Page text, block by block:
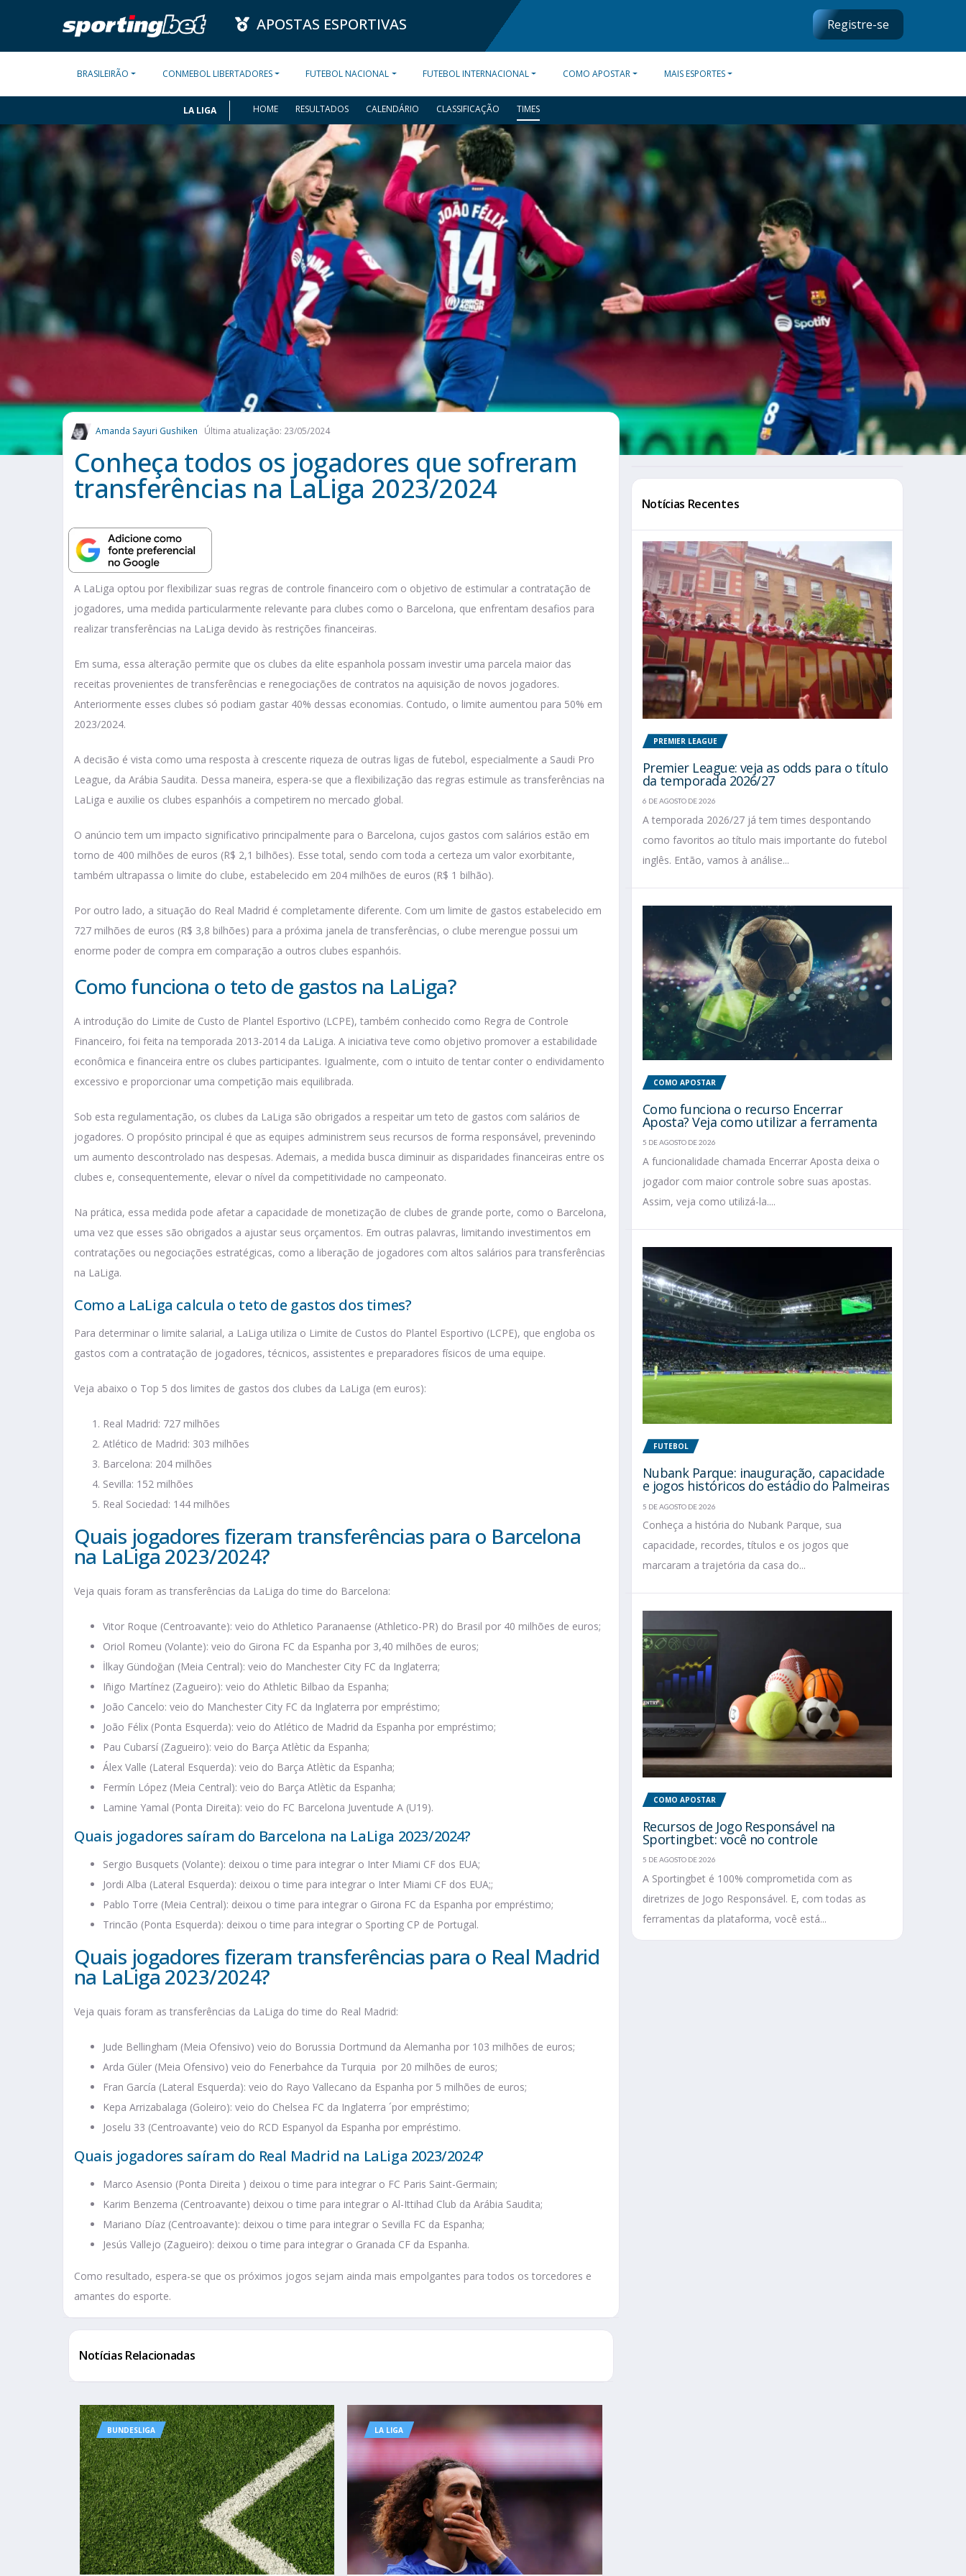
APOSTAS ESPORTIVAS Registre-se
BRASILEIRÃO CONMEBOL LIBERTADORES FUTEBOL NACIONAL FUTEBOL INTERNACIONAL COMO APOSTAR MAIS ESPORTES
LA LIGA HOME RESULTADOS CALENDÁRIO CLASSIFICAÇÃO TIMES
Amanda Sayuri Gushiken Última atualização: 23/05/2024
Conheça todos os jogadores que sofreram
transferências na LaLiga 2023/2024
A LaLiga optou por flexibilizar suas regras de controle financeiro com o objetivo de estimular a contratação de
jogadores, uma medida particularmente relevante para clubes como o Barcelona, que enfrentam desafios para
realizar transferências na LaLiga devido às restrições financeiras.
Em suma, essa alteração permite que os clubes da elite espanhola possam investir uma parcela maior das
receitas provenientes de transferências e renegociações de contratos na aquisição de novos jogadores.
Anteriormente esses clubes só podiam gastar 40% dessas economias. Contudo, o limite aumentou para 50% em
2023/2024.
A decisão é vista como uma resposta à crescente riqueza de outras ligas de futebol, especialmente a Saudi Pro
League, da Arábia Saudita. Dessa maneira, espera-se que a flexibilização das regras estimule as transferências na
LaLiga e auxilie os clubes espanhóis a competirem no mercado global.
O anúncio tem um impacto significativo principalmente para o Barcelona, cujos gastos com salários estão em
torno de 400 milhões de euros (R$ 2,1 bilhões). Esse total, sendo com toda a certeza um valor exorbitante,
também ultrapassa o limite do clube, estabelecido em 204 milhões de euros (R$ 1 bilhão).
Por outro lado, a situação do Real Madrid é completamente diferente. Com um limite de gastos estabelecido em
727 milhões de euros (R$ 3,8 bilhões) para a próxima janela de transferências, o clube merengue possui um
enorme poder de compra em comparação a outros clubes espanhóis.
Como funciona o teto de gastos na LaLiga?
A introdução do Limite de Custo de Plantel Esportivo (LCPE), também conhecido como Regra de Controle
Financeiro, foi feita na temporada 2013-2014 da LaLiga. A iniciativa teve como objetivo promover a estabilidade
econômica e financeira entre os clubes participantes. Igualmente, com o intuito de tentar conter o endividamento
excessivo e proporcionar uma competição mais equilibrada.
Sob esta regulamentação, os clubes da LaLiga são obrigados a respeitar um teto de gastos com salários de
jogadores. O propósito principal é que as equipes administrem seus recursos de forma responsável, prevenindo
um aumento descontrolado nas despesas. Ademais, a medida busca diminuir as disparidades financeiras entre os
clubes e, consequentemente, elevar o nível da competitividade no campeonato.
Na prática, essa medida pode afetar a capacidade de monetização de clubes de grande porte, como o Barcelona,
uma vez que esses são obrigados a ajustar seus orçamentos. Em outras palavras, limitando investimentos em
contratações ou negociações estratégicas, como a liberação de jogadores com altos salários para transferências
na LaLiga.
Como a LaLiga calcula o teto de gastos dos times?
Para determinar o limite salarial, a LaLiga utiliza o Limite de Custos do Plantel Esportivo (LCPE), que engloba os
gastos com a contratação de jogadores, técnicos, assistentes e preparadores físicos de uma equipe.
Veja abaixo o Top 5 dos limites de gastos dos clubes da LaLiga (em euros):
Real Madrid: 727 milhões
Atlético de Madrid: 303 milhões
Barcelona: 204 milhões
Sevilla: 152 milhões
Real Sociedad: 144 milhões
Quais jogadores fizeram transferências para o Barcelona
na LaLiga 2023/2024?
Veja quais foram as transferências da LaLiga do time do Barcelona:
Vitor Roque (Centroavante): veio do Athletico Paranaense (Athletico-PR) do Brasil por 40 milhões de euros;
Oriol Romeu (Volante): veio do Girona FC da Espanha por 3,40 milhões de euros;
İlkay Gündoğan (Meia Central): veio do Manchester City FC da Inglaterra;
Iñigo Martínez (Zagueiro): veio do Athletic Bilbao da Espanha;
João Cancelo: veio do Manchester City FC da Inglaterra por empréstimo;
João Félix (Ponta Esquerda): veio do Atlético de Madrid da Espanha por empréstimo;
Pau Cubarsí (Zagueiro): veio do Barça Atlètic da Espanha;
Álex Valle (Lateral Esquerda): veio do Barça Atlètic da Espanha;
Fermín López (Meia Central): veio do Barça Atlètic da Espanha;
Lamine Yamal (Ponta Direita): veio do FC Barcelona Juventude A (U19).
Quais jogadores saíram do Barcelona na LaLiga 2023/2024?
Sergio Busquets (Volante): deixou o time para integrar o Inter Miami CF dos EUA;
Jordi Alba (Lateral Esquerda): deixou o time para integrar o Inter Miami CF dos EUA;;
Pablo Torre (Meia Central): deixou o time para integrar o Girona FC da Espanha por empréstimo;
Trincão (Ponta Esquerda): deixou o time para integrar o Sporting CP de Portugal.
Quais jogadores fizeram transferências para o Real Madrid
na LaLiga 2023/2024?
Veja quais foram as transferências da LaLiga do time do Real Madrid:
Jude Bellingham (Meia Ofensivo) veio do Borussia Dortmund da Alemanha por 103 milhões de euros;
Arda Güler (Meia Ofensivo) veio do Fenerbahce da Turquia por 20 milhões de euros;
Fran García (Lateral Esquerda): veio do Rayo Vallecano da Espanha por 5 milhões de euros;
Kepa Arrizabalaga (Goleiro): veio do Chelsea FC da Inglaterra ´por empréstimo;
Joselu 33 (Centroavante) veio do RCD Espanyol da Espanha por empréstimo.
Quais jogadores saíram do Real Madrid na LaLiga 2023/2024?
Marco Asensio (Ponta Direita ) deixou o time para integrar o FC Paris Saint-Germain;
Karim Benzema (Centroavante) deixou o time para integrar o Al-Ittihad Club da Arábia Saudita;
Mariano Díaz (Centroavante): deixou o time para integrar o Sevilla FC da Espanha;
Jesús Vallejo (Zagueiro): deixou o time para integrar o Granada CF da Espanha.
Como resultado, espera-se que os próximos jogos sejam ainda mais empolgantes para todos os torcedores e
amantes do esporte.
Notícias Relacionadas
BUNDESLIGA LA LIGA
Notícias Recentes
PREMIER LEAGUE
Premier League: veja as odds para o título
da temporada 2026/27
6 DE AGOSTO DE 2026
A temporada 2026/27 já tem times despontando
como favoritos ao título mais importante do futebol
inglês. Então, vamos à análise...
COMO APOSTAR
Como funciona o recurso Encerrar
Aposta? Veja como utilizar a ferramenta
5 DE AGOSTO DE 2026
A funcionalidade chamada Encerrar Aposta deixa o
jogador com maior controle sobre suas apostas.
Assim, veja como utilizá-la....
FUTEBOL
Nubank Parque: inauguração, capacidade
e jogos históricos do estádio do Palmeiras
5 DE AGOSTO DE 2026
Conheça a história do Nubank Parque, sua
capacidade, recordes, títulos e os jogos que
marcaram a trajetória da casa do...
COMO APOSTAR
Recursos de Jogo Responsável na
Sportingbet: você no controle
5 DE AGOSTO DE 2026
A Sportingbet é 100% comprometida com as
diretrizes de Jogo Responsável. E, com todas as
ferramentas da plataforma, você está...